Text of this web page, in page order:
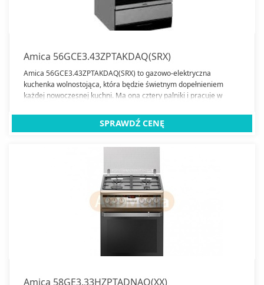
Amica 56GCE3.43ZPTAKDAQ(SRX)
Amica 56GCE3.43ZPTAKDAQ(SRX) to gazowo-elektryczna
kuchenka wolnostojąca, która będzie świetnym dopełnieniem
każdej nowoczesnej kuchni. Ma ona cztery palniki i pracuje w
SPRAWDŹ CENĘ
Amica 58GE3.33HZPTADNAQ(XX)